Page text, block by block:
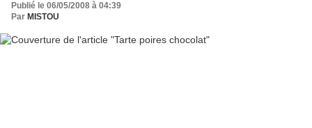
Publié le 06/05/2008 à 04:39
Par MISTOU